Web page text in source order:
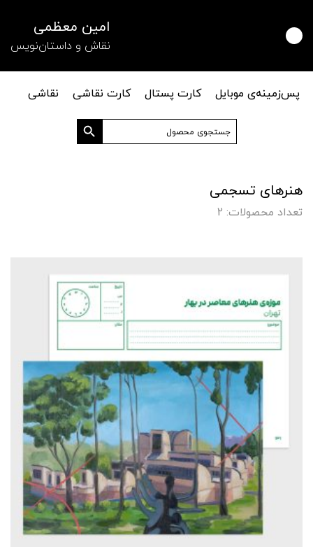
امین معظمی
نقاش و داستان‌نویس
پس‌زمینه‌ی موبایل کارت پستال کارت نقاشی
نقاشی
جستجو
برای:
دکمه جستجو
هنرهای تسجمی
تعداد محصولات: 2